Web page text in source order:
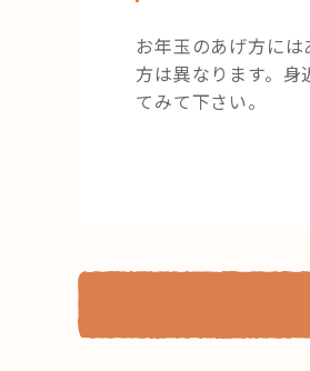
お年玉のあげ方に
方は異なります。
てみて下さい。